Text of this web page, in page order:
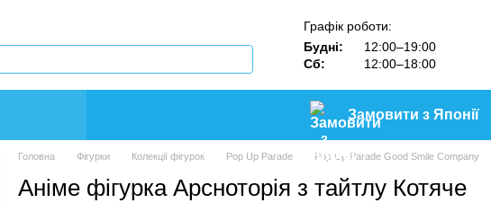
Графік роботи:
Будні:
12:00–19:00
Сб:
12:00–18:00
Замовити з Японії
Головна Фігурки Колекції фігурок Pop Up Parade Pop Up Parade Good Smile Company
Аніме фігурка Арснотoрія з тайтлу Котяче